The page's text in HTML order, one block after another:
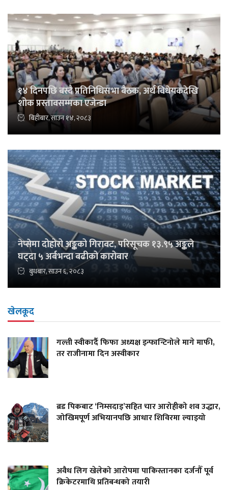
१४ दिनपछि बस्दै प्रतिनिधिसभा बैठक, अर्थ विधेयकदेखि
शोक प्रस्तावसम्मका एजेन्डा
बिहीबार, साउन १४, २०८३
नेप्सेमा दोहोरो अङ्कको गिरावट, परिसूचक १३.९५ अङ्कले
घट्दा ५ अर्बभन्दा बढीको कारोबार
बुधबार, साउन ६, २०८३
खेलकूद
गल्ती स्वीकार्दै फिफा अध्यक्ष इन्फान्टिनोले मागे माफी,
तर राजीनामा दिन अस्वीकार
ब्रड पिकबाट ‘निम्सदाइ’सहित चार आरोहीको शव उद्धार,
जोखिमपूर्ण अभियानपछि आधार शिविरमा ल्याइयो
अवैध लिग खेलेको आरोपमा पाकिस्तानका दर्जनौँ पूर्व
क्रिकेटरमाथि प्रतिबन्धको तयारी